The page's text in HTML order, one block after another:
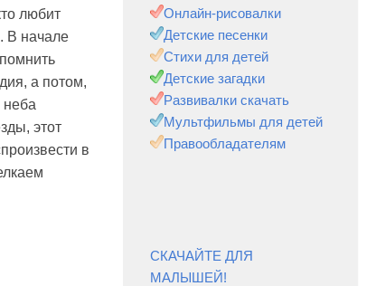
любит
В начале
а потом,
неба
этот
в
Онлайн-рисовалки
Детские песенки
Стихи для детей
Детские загадки
Развивалки скачать
Мультфильмы для детей
Правообладателям
СКАЧАЙТЕ ДЛЯ
МАЛЫШЕЙ!